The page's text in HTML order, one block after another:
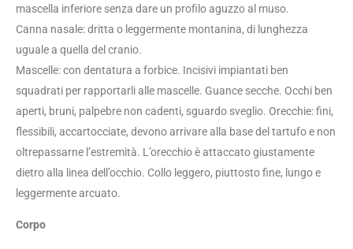
mascella inferiore senza dare un profilo aguzzo al muso.
Canna nasale: dritta o leggermente montanina, di lunghezza
uguale a quella del cranio.
Mascelle: con dentatura a forbice. Incisivi impiantati ben
squadrati per rapportarli alle mascelle. Guance secche. Occhi ben
aperti, bruni, palpebre non cadenti, sguardo sveglio. Orecchie: fini,
flessibili, accartocciate, devono arrivare alla base del tartufo e non
oltrepassarne l’estremità. L’orecchio è attaccato giustamente
dietro alla linea dell’occhio. Collo leggero, piuttosto fine, lungo e
leggermente arcuato.
Corpo